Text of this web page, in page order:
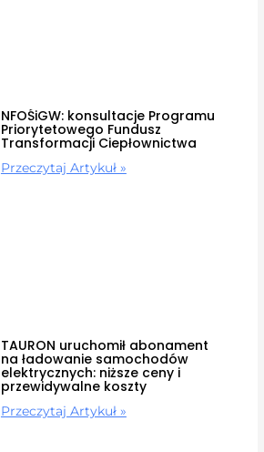
NFOŚiGW: konsultacje Programu
Priorytetowego Fundusz
Transformacji Ciepłownictwa
Przeczytaj Artykuł »
TAURON uruchomił abonament
na ładowanie samochodów
elektrycznych: niższe ceny i
przewidywalne koszty
Przeczytaj Artykuł »